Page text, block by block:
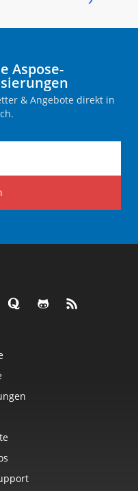
Aspose-
& Angebote direkt in